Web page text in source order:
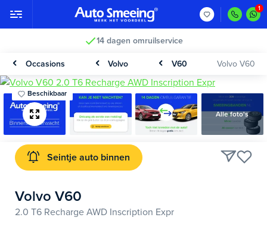
14 dagen omruilservice
Occasions Volvo V60 Volvo V60
Beschikbaar
Alle foto's
Seintje auto binnen
Volvo V60
2.0 T6 Recharge AWD Inscription Expr